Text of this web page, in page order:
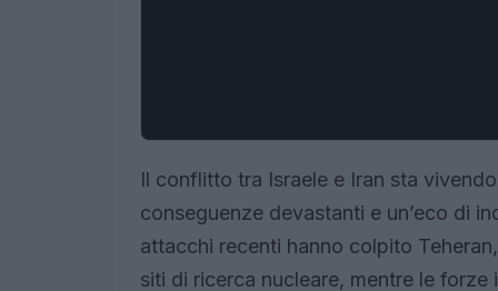
Il conflitto tra Israele e Iran sta
conseguenze devastanti e un’eco di
attacchi recenti hanno colpito
siti di ricerca nucleare, mentre le